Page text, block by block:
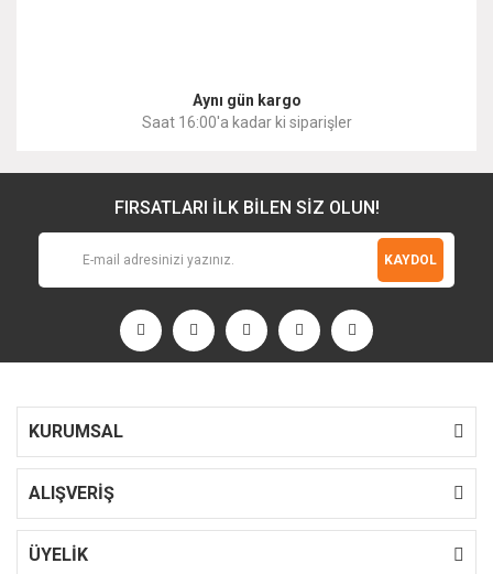
Aynı gün kargo
Saat 16:00'a kadar ki siparişler
FIRSATLARI İLK BİLEN SİZ OLUN!
KAYDOL
KURUMSAL
ALIŞVERİŞ
ÜYELİK